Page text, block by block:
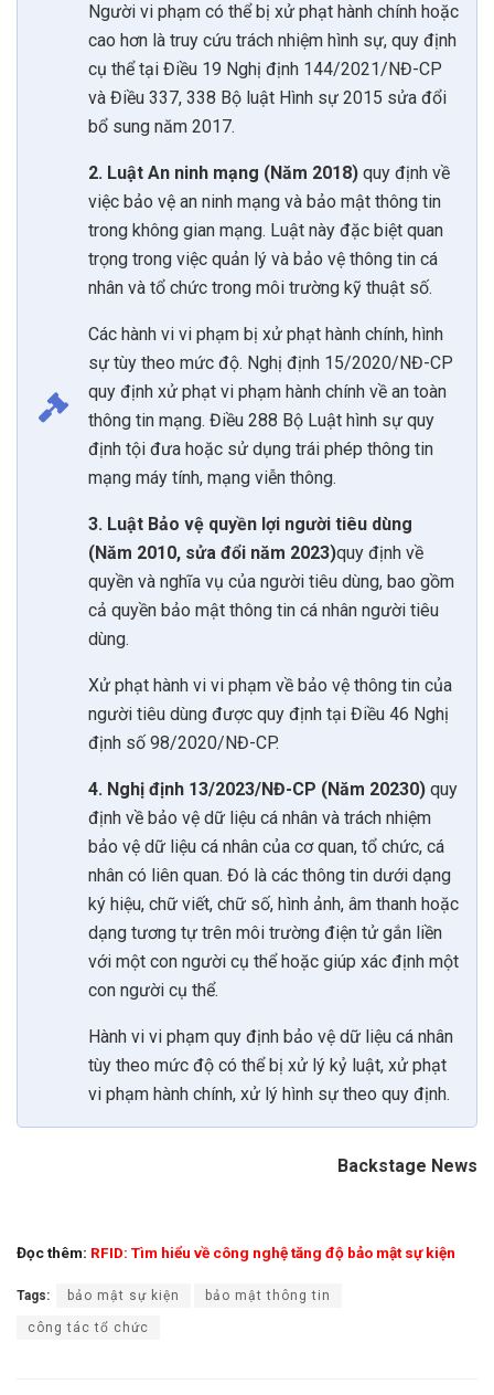
Người vi phạm có thể bị xử phạt hành chính hoặc
cao hơn là truy cứu trách nhiệm hình sự, quy định
cụ thể tại Điều 19 Nghị định 144/2021/NĐ-CP
và Điều 337, 338 Bộ luật Hình sự 2015 sửa đổi
bổ sung năm 2017.
2. Luật An ninh mạng (Năm 2018) quy định về
việc bảo vệ an ninh mạng và bảo mật thông tin
trong không gian mạng. Luật này đặc biệt quan
trọng trong việc quản lý và bảo vệ thông tin cá
nhân và tổ chức trong môi trường kỹ thuật số.
Các hành vi vi phạm bị xử phạt hành chính, hình
sự tùy theo mức độ. Nghị định 15/2020/NĐ-CP
quy định xử phạt vi phạm hành chính về an toàn
thông tin mạng. Điều 288 Bộ Luật hình sự quy
định tội đưa hoặc sử dụng trái phép thông tin
mạng máy tính, mạng viễn thông.
3. Luật Bảo vệ quyền lợi người tiêu dùng
(Năm 2010, sửa đổi năm 2023)quy định về
quyền và nghĩa vụ của người tiêu dùng, bao gồm
cả quyền bảo mật thông tin cá nhân người tiêu
dùng.
Xử phạt hành vi vi phạm về bảo vệ thông tin của
người tiêu dùng được quy định tại Điều 46 Nghị
định số 98/2020/NĐ-CP.
4. Nghị định 13/2023/NĐ-CP (Năm 20230) quy
định về bảo vệ dữ liệu cá nhân và trách nhiệm
bảo vệ dữ liệu cá nhân của cơ quan, tổ chức, cá
nhân có liên quan. Đó là các thông tin dưới dạng
ký hiệu, chữ viết, chữ số, hình ảnh, âm thanh hoặc
dạng tương tự trên môi trường điện tử gắn liền
với một con người cụ thể hoặc giúp xác định một
con người cụ thể.
Hành vi vi phạm quy định bảo vệ dữ liệu cá nhân
tùy theo mức độ có thể bị xử lý kỷ luật, xử phạt
vi phạm hành chính, xử lý hình sự theo quy định.
Backstage News
Đọc thêm: RFID: Tìm hiểu về công nghệ tăng độ bảo mật sự kiện
Tags: bảo mật sự kiện bảo mật thông tin
công tác tổ chức